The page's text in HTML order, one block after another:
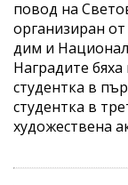
повод на
организиран
дим и
Наградите
студентка в
студентка в
художествена